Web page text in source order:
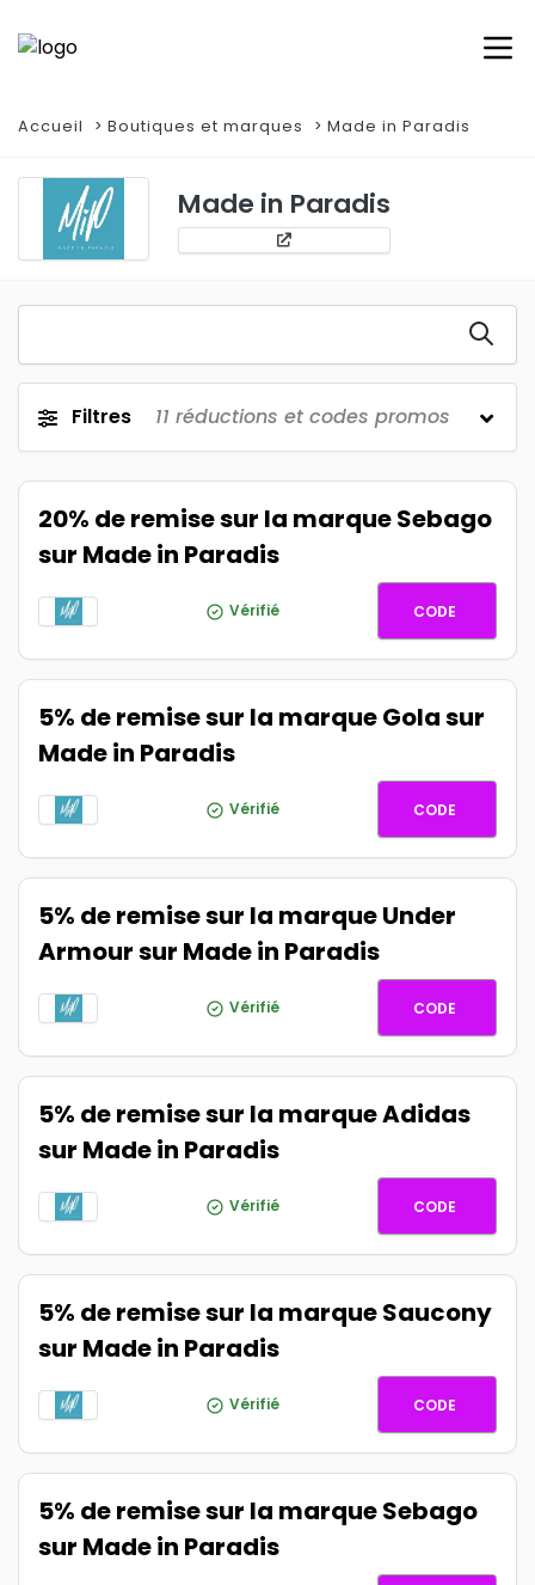
Accueil Boutiques et marques Made in Paradis
Made in Paradis
Filtres 11 réductions et codes promos
20% de remise sur la marque Sebago
sur Made in Paradis
Vérifié CODE
5% de remise sur la marque Gola sur
Made in Paradis
Vérifié GOLA5
CODE
5% de remise sur la marque Under
Armour sur Made in Paradis
Vérifié CODE
5% de remise sur la marque Adidas
sur Made in Paradis
Vérifié ADIDAS5
CODE
5% de remise sur la marque Saucony
sur Made in Paradis
Vérifié CODE
5% de remise sur la marque Sebago
sur Made in Paradis